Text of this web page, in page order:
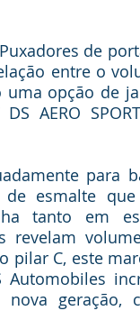
de
entre o
opção de
AERO
para
de esmalte
tanto em
revelam
pilar C, este
geração,